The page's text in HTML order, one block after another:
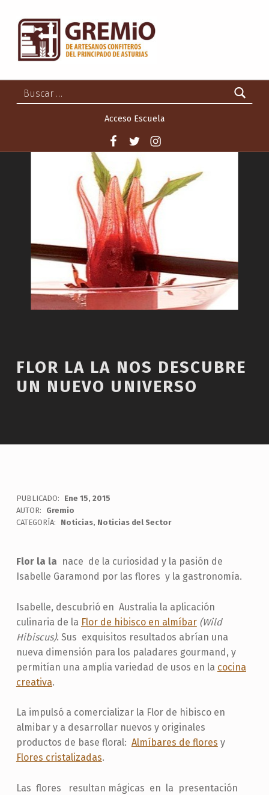
Buscar:
Acceso Escuela
Facebook
TwitterInstagram
FLOR LA LA NOS DESCUBRE
UN NUEVO UNIVERSO
PUBLICADO:
Ene 15, 2015
AUTOR:
Gremio
CATEGORÍA:
Noticias, Noticias del Sector
Flor la la nace de la curiosidad y la pasión de
Isabelle Garamond por las flores y la gastronomía.
Isabelle, descubrió en Australia la aplicación
culinaria de la Flor de hibisco en almíbar (Wild
Hibiscus). Sus exquisitos resultados abrían una
nueva dimensión para los paladares gourmand, y
permitían una amplia variedad de usos en la cocina
creativa.
La impulsó a comercializar la Flor de hibisco en
almibar y a desarrollar nuevos y originales
productos de base floral: Almíbares de flores y
Flores cristalizadas.
Las flores resultan mágicas en la presentación